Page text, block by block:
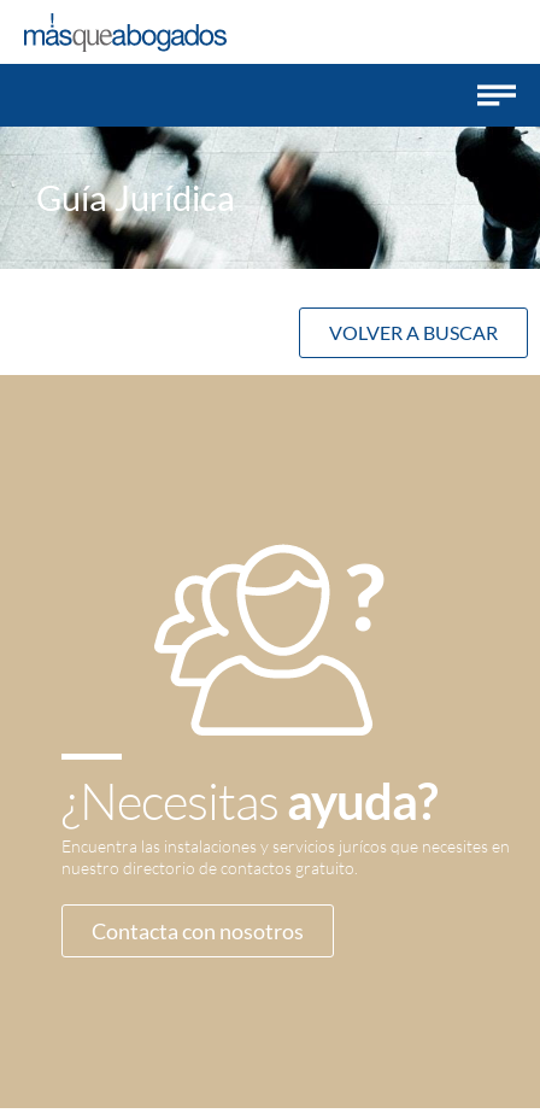
Guía Jurídica
VOLVER A BUSCAR
¿Necesitasayuda?
Encuentra las instalaciones y servicios jurícos que necesites en
nuestro directorio de contactos gratuito.
Contacta con nosotros